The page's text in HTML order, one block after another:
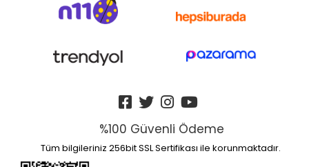
%100 Güvenli Ödeme
Tüm bilgileriniz 256bit SSL Sertifikası ile korunmaktadır.